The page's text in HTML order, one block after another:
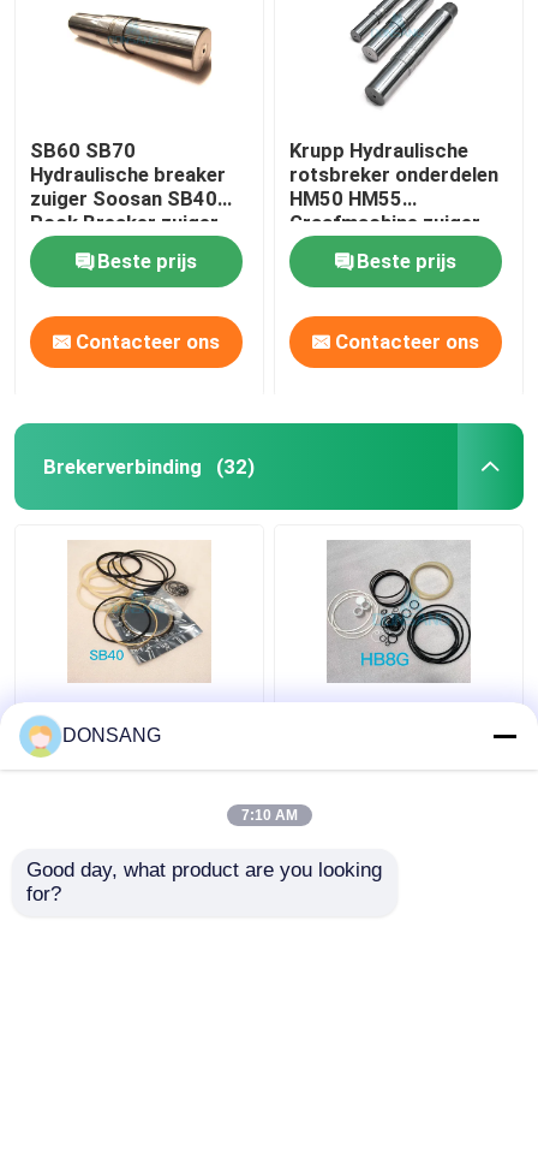
SB60 SB70
Hydraulische breaker
zuiger Soosan SB40
Rock Breaker zuiger
DS9P
Beste prijs
Contacteer ons
Krupp Hydraulische
rotsbreker onderdelen
HM50 HM55
Graafmachine zuiger
DS9P
Beste prijs
Contacteer ons
Brekerverbinding (32)
Blauwe Gele
Hydraulische de
Brekerverbinding Kit
HB8G Jack Hammer
Zuigerverbinding
DONSANG
7:10 AM
Good day, what product are you looking
for?